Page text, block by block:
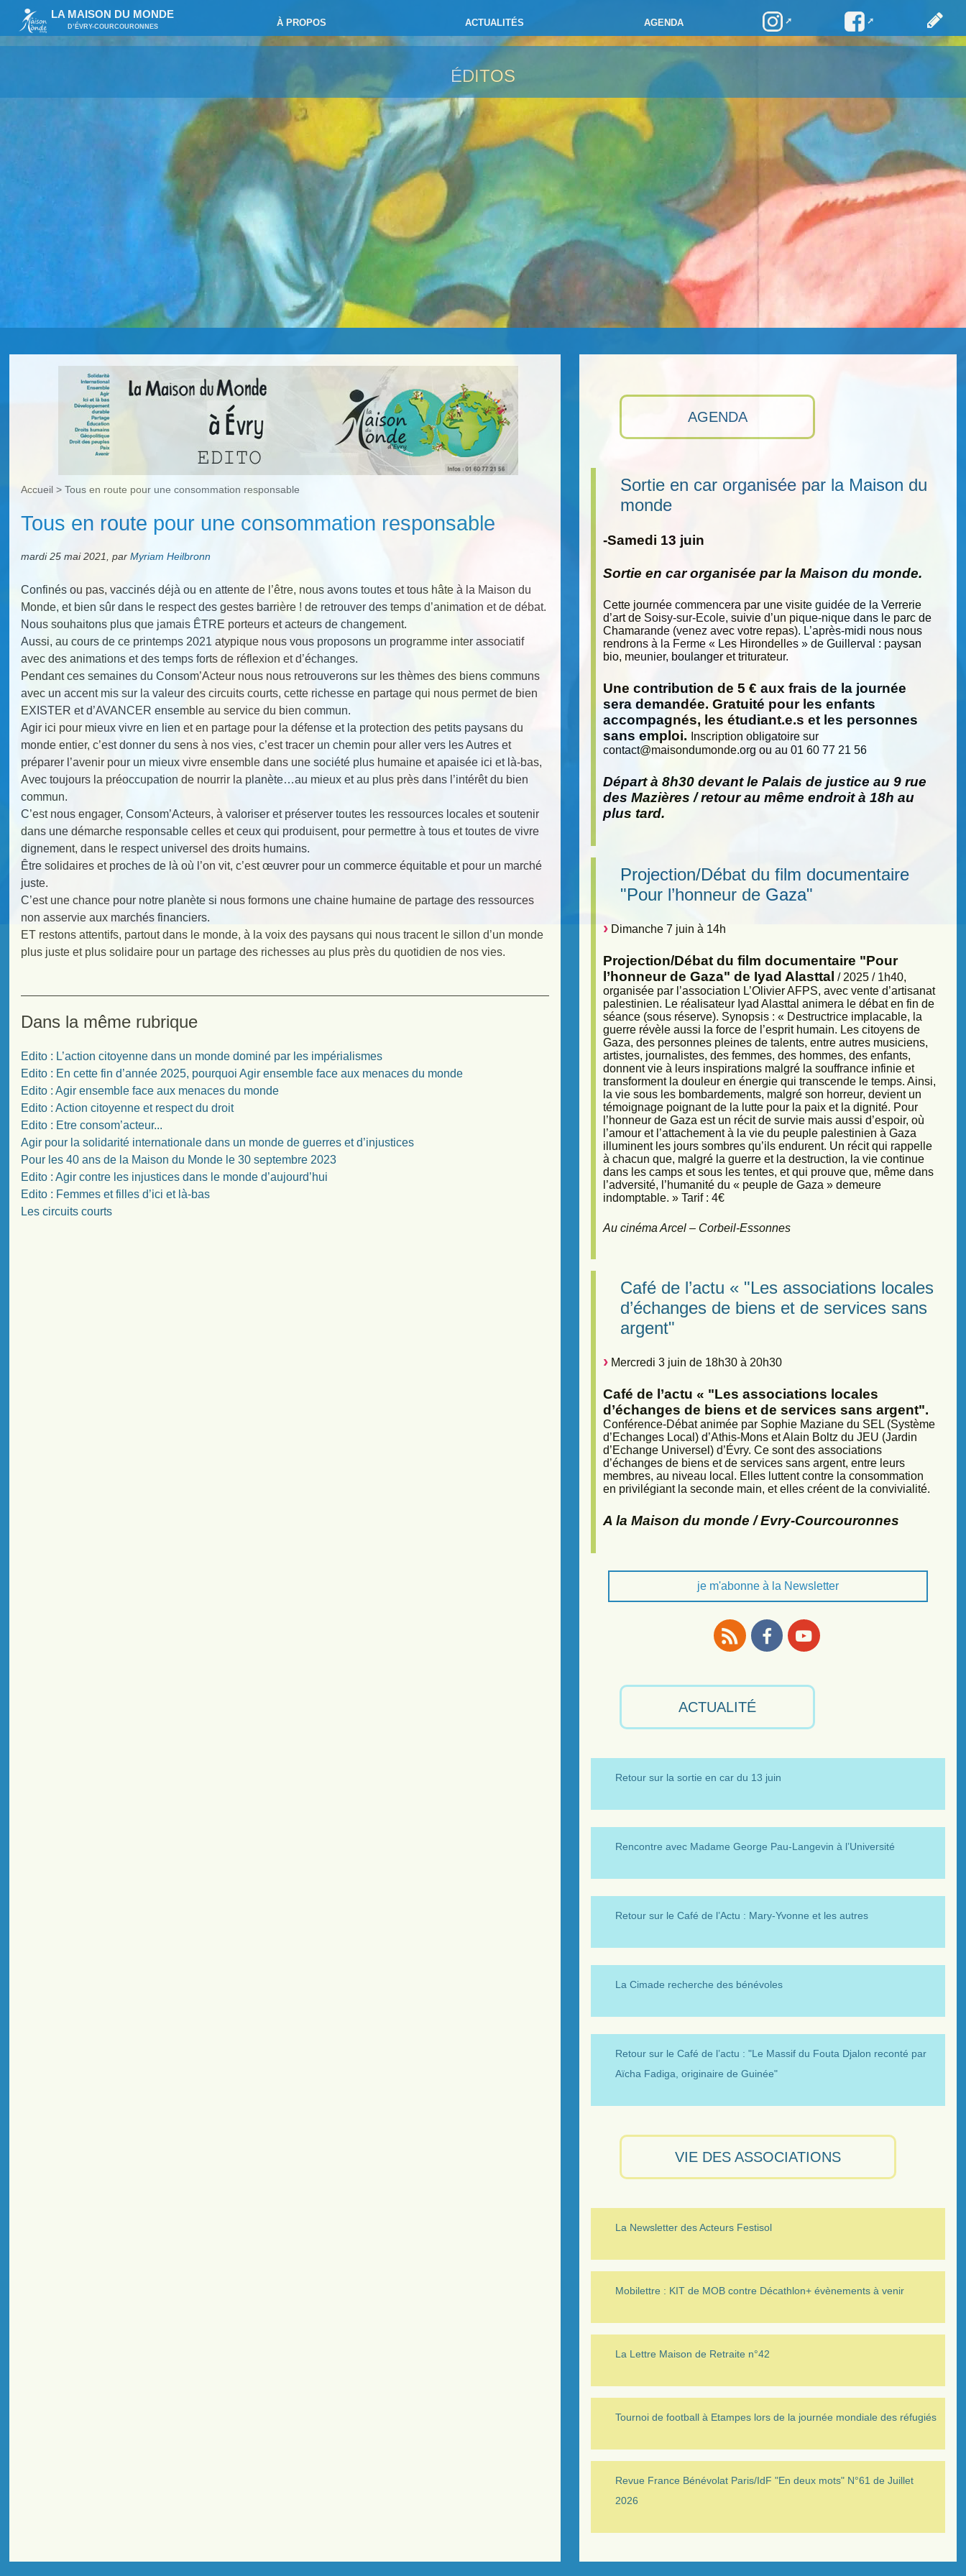
LA MAISON DU MONDE
D’ÉVRY-COURCOURONNES À PROPOS ACTUALITÉS AGENDA
ÉDITOS
AGENDA
Sortie en car organisée par la Maison du
monde
-Samedi 13 juin
Sortie en car organisée par la Maison du monde.
Cette journée commencera par une visite guidée de la Verrerie
d’art de Soisy-sur-Ecole, suivie d’un pique-nique dans le parc de
Chamarande (venez avec votre repas). L’après-midi nous nous
rendrons à la Ferme « Les Hirondelles » de Guillerval : paysan
bio, meunier, boulanger et triturateur.
Une contribution de 5 € aux frais de la journée
sera demandée. Gratuité pour les enfants
accompagnés, les étudiant.e.s et les personnes
sans emploi.
Inscription obligatoire sur
contact@maisondumonde.org ou au 01 60 77 21 56
Départ à 8h30 devant le Palais de justice au 9 rue
des Mazières / retour au même endroit à 18h au
plus tard.
Projection/Débat du film documentaire
"Pour l’honneur de Gaza"
Dimanche 7 juin à 14h
Projection/Débat du film documentaire "Pour
l’honneur de Gaza" de Iyad Alasttal / 2025 / 1h40,
organisée par l’association L’Olivier AFPS, avec vente d’artisanat
palestinien. Le réalisateur Iyad Alasttal animera le débat en fin de
séance (sous réserve). Synopsis : « Destructrice implacable, la
guerre révèle aussi la force de l’esprit humain. Les citoyens de
Gaza, des personnes pleines de talents, entre autres musiciens,
artistes, journalistes, des femmes, des hommes, des enfants,
donnent vie à leurs inspirations malgré la souffrance infinie et
transforment la douleur en énergie qui transcende le temps. Ainsi,
la vie sous les bombardements, malgré son horreur, devient un
témoignage poignant de la lutte pour la paix et la dignité. Pour
l’honneur de Gaza est un récit de survie mais aussi d’espoir, où
l’amour et l’attachement à la vie du peuple palestinien à Gaza
illuminent les jours sombres qu’ils endurent. Un récit qui rappelle
à chacun que, malgré la guerre et la destruction, la vie continue
dans les camps et sous les tentes, et qui prouve que, même dans
l’adversité, l’humanité du « peuple de Gaza » demeure
indomptable. » Tarif : 4€
Au cinéma Arcel – Corbeil-Essonnes
Café de l’actu « "Les associations locales
d’échanges de biens et de services sans
argent"
Mercredi 3 juin de 18h30 à 20h30
Café de l’actu « "Les associations locales
d’échanges de biens et de services sans argent".
Conférence-Débat animée par Sophie Maziane du SEL (Système
d’Echanges Local) d’Athis-Mons et Alain Boltz du JEU (Jardin
d’Echange Universel) d’Évry. Ce sont des associations
d’échanges de biens et de services sans argent, entre leurs
membres, au niveau local. Elles luttent contre la consommation
en privilégiant la seconde main, et elles créent de la convivialité.
A la Maison du monde / Evry-Courcouronnes
je m'abonne à la Newsletter
ACTUALITÉ
Retour sur la sortie en car du 13 juin
Rencontre avec Madame George Pau-Langevin à l’Université
Retour sur le Café de l’Actu : Mary-Yvonne et les autres
La Cimade recherche des bénévoles
Retour sur le Café de l’actu : "Le Massif du Fouta Djalon reconté par
Aïcha Fadiga, originaire de Guinée"
VIE DES ASSOCIATIONS
La Newsletter des Acteurs Festisol
Mobilettre : KIT de MOB contre Décathlon+ évènements à venir
La Lettre Maison de Retraite n°42
Tournoi de football à Etampes lors de la journée mondiale des réfugiés
Revue France Bénévolat Paris/IdF "En deux mots" N°61 de Juillet
2026
Accueil >Tous en route pour une consommation responsable
Tous en route pour une consommation responsable
mardi 25 mai 2021 ,parMyriam Heilbronn
Confinés ou pas, vaccinés déjà ou en attente de l’être, nous avons toutes et tous hâte à la Maison du
Monde, et bien sûr dans le respect des gestes barrière ! de retrouver des temps d’animation et de débat.
Nous souhaitons plus que jamais ÊTRE porteurs et acteurs de changement.
Aussi, au cours de ce printemps 2021 atypique nous vous proposons un programme inter associatif
avec des animations et des temps forts de réflexion et d’échanges.
Pendant ces semaines du Consom’Acteur nous nous retrouverons sur les thèmes des biens communs
avec un accent mis sur la valeur des circuits courts, cette richesse en partage qui nous permet de bien
EXISTER et d’AVANCER ensemble au service du bien commun.
Agir ici pour mieux vivre en lien et en partage pour la défense et la protection des petits paysans du
monde entier, c’est donner du sens à nos vies, c’est tracer un chemin pour aller vers les Autres et
préparer l’avenir pour un mieux vivre ensemble dans une société plus humaine et apaisée ici et là-bas,
Avec toujours la préoccupation de nourrir la planète…au mieux et au plus près dans l’intérêt du bien
commun.
C’est nous engager, Consom’Acteurs, à valoriser et préserver toutes les ressources locales et soutenir
dans une démarche responsable celles et ceux qui produisent, pour permettre à tous et toutes de vivre
dignement, dans le respect universel des droits humains.
Être solidaires et proches de là où l’on vit, c’est œuvrer pour un commerce équitable et pour un marché
juste.
C’est une chance pour notre planète si nous formons une chaine humaine de partage des ressources
non asservie aux marchés financiers.
ET restons attentifs, partout dans le monde, à la voix des paysans qui nous tracent le sillon d’un monde
plus juste et plus solidaire pour un partage des richesses au plus près du quotidien de nos vies.
Dans la même rubrique
Edito : L’action citoyenne dans un monde dominé par les impérialismes
Edito : En cette fin d’année 2025, pourquoi Agir ensemble face aux menaces du monde
Edito : Agir ensemble face aux menaces du monde
Edito : Action citoyenne et respect du droit
Edito : Etre consom’acteur...
Agir pour la solidarité internationale dans un monde de guerres et d’injustices
Pour les 40 ans de la Maison du Monde le 30 septembre 2023
Edito : Agir contre les injustices dans le monde d’aujourd’hui
Edito : Femmes et filles d’ici et là-bas
Les circuits courts